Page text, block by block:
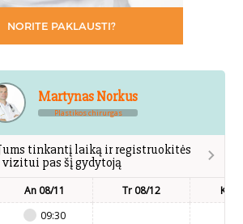
NORITE PAKLAUSTI?
Martynas Norkus
Plastikos chirurgas
tinkantį laiką ir registruokitės
vizitui pas šį gydytoją
An 08/11
09:30
Tr 08/12 Kt